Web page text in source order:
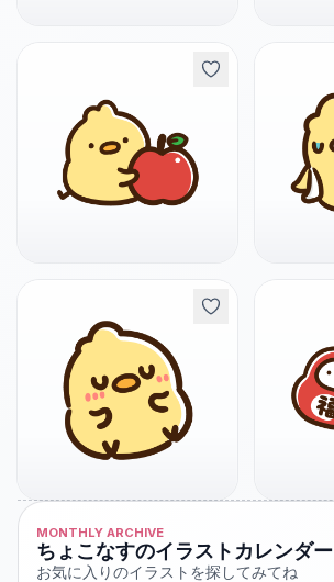
MONTHLY ARCHIVE
ちょこなすのイラストカレンダー
お気に入りのイラストを探してみてね